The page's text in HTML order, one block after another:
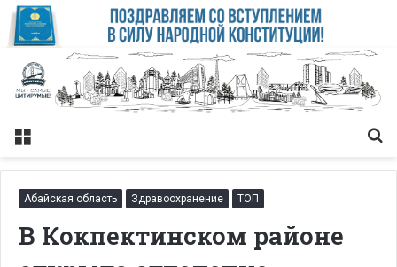
Меню
Абайская область Здравоохранение ТОП
В Кокпектинском районе